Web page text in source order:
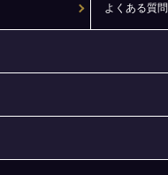
よくある質問